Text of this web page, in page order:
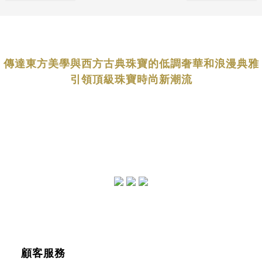
傳達東方美學與西方古典珠寶的低調奢華和浪漫典雅
引領頂級珠寶時尚新潮流
顧客服務